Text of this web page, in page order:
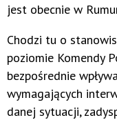
jest obecnie w
Chodzi tu o
poziomie Komendy
bezpośrednie
wymagających
danej sytuacji,